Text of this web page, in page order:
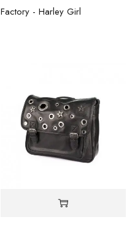
Factory - Harley Girl